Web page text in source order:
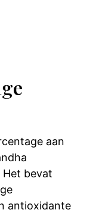
aan
bevat
antioxidante